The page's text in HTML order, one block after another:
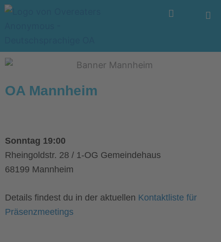
Zum
Menü
OA Mannheim
Sonntag 19:00
Rheingoldstr. 28 / 1-OG Gemeindehaus
68199 Mannheim
Details findest du in der aktuellen Kontaktliste für
Präsenzmeetings